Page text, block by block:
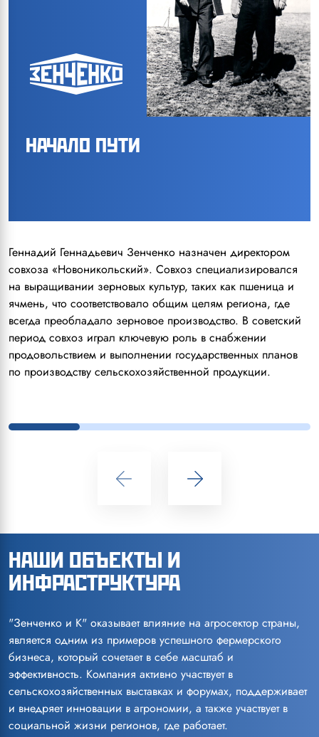
НАЧАЛО ПУТИ
Геннадий Геннадьевич Зенченко назначен директором
совхоза «Новоникольский». Совхоз специализировался
на выращивании зерновых культур, таких как пшеница и
ячмень, что соответствовало общим целям региона, где
всегда преобладало зерновое производство. В советский
период совхоз играл ключевую роль в снабжении
продовольствием и выполнении государственных планов
по производству сельскохозяйственной продукции.
НАШИ ОБЪЕКТЫ И
ИНФРАСТРУКТУРА
"Зенченко и К" оказывает влияние на агросектор страны,
является одним из примеров успешного фермерского
бизнеса, который сочетает в себе масштаб и
эффективность. Компания активно участвует в
сельскохозяйственных выставках и форумах, поддерживает
и внедряет инновации в агрономии, а также участвует в
социальной жизни регионов, где работает.